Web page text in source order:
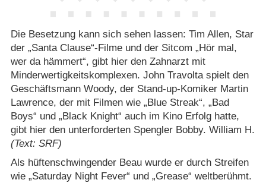
Die Besetzung kann sich sehen lassen: Tim Allen, Star
der „Santa Clause“-Filme und der Sitcom „Hör mal,
wer da hämmert“, gibt hier den Zahnarzt mit
Minderwertigkeitskomplexen. John Travolta spielt den
Geschäftsmann Woody, der Stand-up-Komiker Martin
Lawrence, der mit Filmen wie „Blue Streak“, „Bad
Boys“ und „Black Knight“ auch im Kino Erfolg hatte,
gibt hier den unterforderten Spengler Bobby. William H.
(Text: SRF)
Als hüftenschwingender Beau wurde er durch Streifen
wie „Saturday Night Fever“ und „Grease“ weltberühmt.